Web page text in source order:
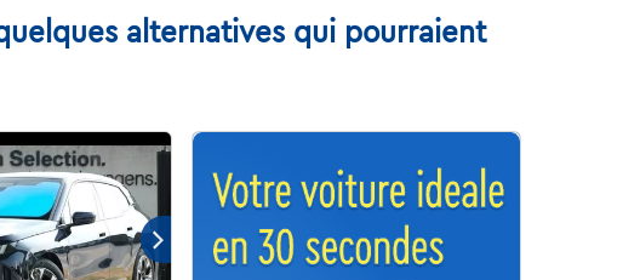
alternatives qui pourraient